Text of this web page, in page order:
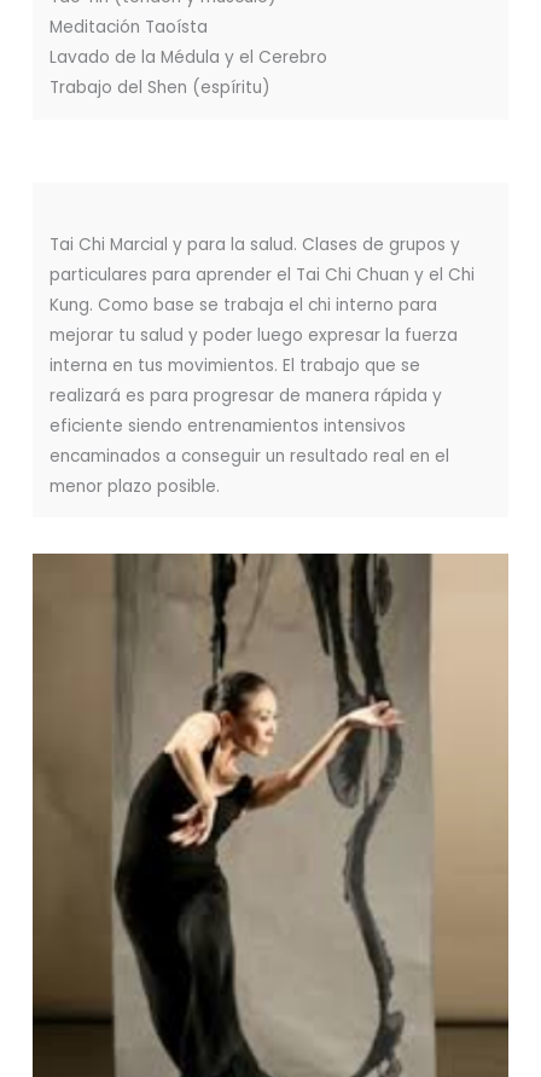
Meditación Taoísta
Lavado de la Médula y el Cerebro
Trabajo del Shen (espíritu)
Tai Chi Marcial y para la salud. Clases de grupos y
particulares para aprender el Tai Chi Chuan y el Chi
Kung. Como base se trabaja el chi interno para
mejorar tu salud y poder luego expresar la fuerza
interna en tus movimientos. El trabajo que se
realizará es para progresar de manera rápida y
eficiente siendo entrenamientos intensivos
encaminados a conseguir un resultado real en el
menor plazo posible.